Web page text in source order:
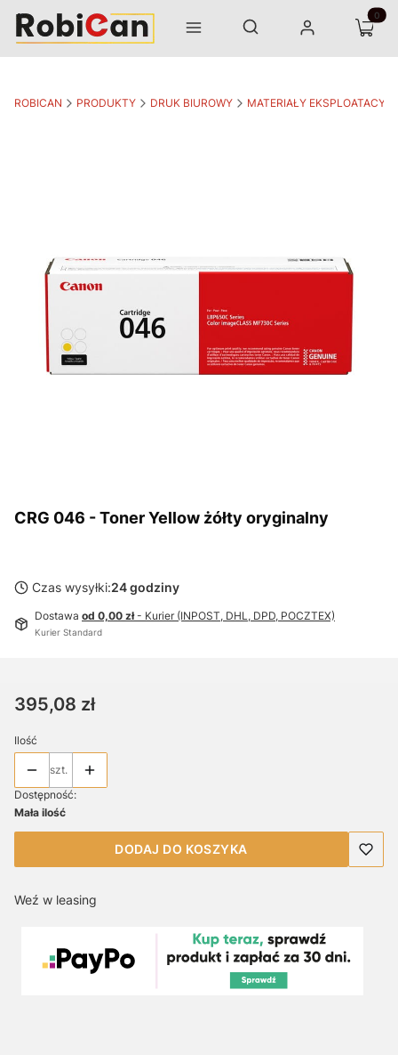
Menu Otwórz wyszukiwarkę
Szukaj Zaloguj się Koszyk
ROBICAN PRODUKTY DRUK BIUROWY MATERIAŁY
CRG 046 - Toner Yellow żółty oryginalny
Czas wysyłki:24 godziny
Dostawa od 0,00 zł- Kurier (INPOST, DHL, DPD, POCZTEX)
Kurier Standard
Cena
395,08 zł
Ilość
szt.
Dostępność:
Mała ilość
DODAJ DO KOSZYKA
Weź w leasing